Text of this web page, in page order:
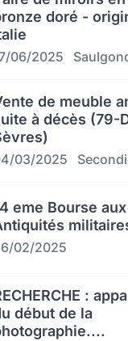
doré -
06/2025
de meuble
à décès (79-
03/2025
eme Bourse aux
02/2025
:
début de la